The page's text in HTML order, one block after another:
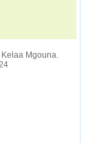
Kelaa Mgouna.